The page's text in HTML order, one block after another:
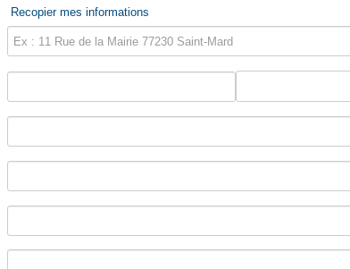
Recopier mes informations